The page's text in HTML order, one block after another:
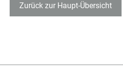
Zurück zur Haupt-Übersicht